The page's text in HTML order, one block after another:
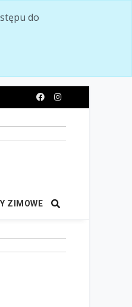
do
ZIMOWE